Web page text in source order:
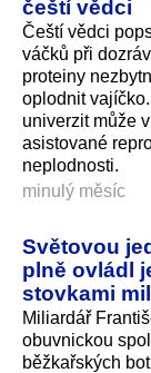
čeští vědci
Čeští vědci
váčků při
proteiny
oplodnit
univerzit může
asistované
neplodnosti.
minulý měsíc
Světovou
plně ovládl
stovkami
Miliardář
obuvnickou
běžkařských